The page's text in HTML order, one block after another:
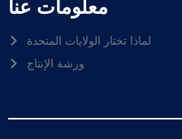
معلومات عنا
لماذا تختار الولايات المتحدة
ورشة الإنتاج